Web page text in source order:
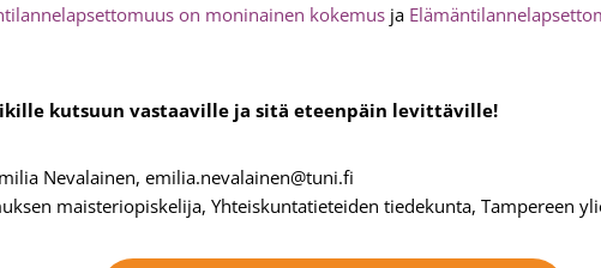
on moninainen kokemus ja
kutsuun vastaaville ja sitä eteenpäin levittäville!
Nevalainen, emilia.nevalainen@tuni.fi
maisteriopiskelija, Yhteiskuntatieteiden tiedekunta, Tampereen